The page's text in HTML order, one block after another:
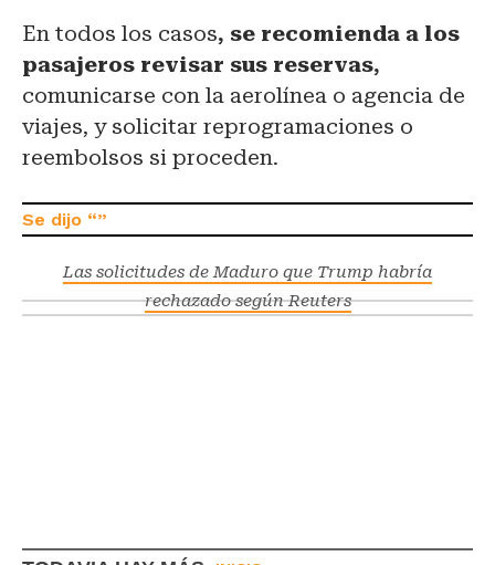
En todos los casos, se recomienda a los
pasajeros revisar sus reservas,
comunicarse con la aerolínea o agencia de
viajes, y solicitar reprogramaciones o
reembolsos si proceden.
Las solicitudes de Maduro que Trump habría
rechazado según Reuters